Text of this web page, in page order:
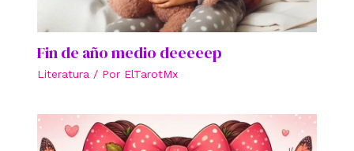
Fin de año medio deeeeep
Literatura / Por ElTarotMx